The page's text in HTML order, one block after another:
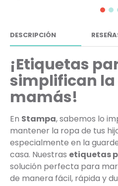
DESCRIPCIÓN
¡Etiquetas
simplifican la
mamás!
En Stampa, sabemos lo
mantener la ropa de tus
especialmente en la
casa. Nuestras etiquetas
solución perfecta para
de manera fácil, rápida y